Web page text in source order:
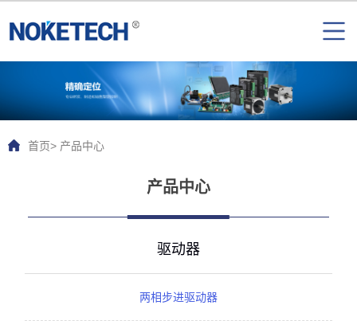
首页> 产品中心
产品中心
驱动器
两相步进驱动器